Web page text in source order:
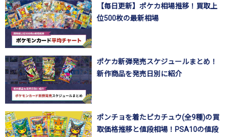
【毎日更新】ポケカ相場推移！買取上
位500枚の最新相場
ポケカ新弾発売スケジュールまとめ！
新作商品を発売日別に紹介
ポンチョを着たピカチュウ(全9種)の買
取価格推移と値段相場！PSA10の値段